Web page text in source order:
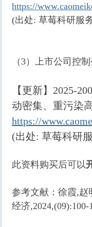
https://
(出处: 草莓科研服
（3）上市公司控
【更新】2025-
动密集、重污染
https://
(出处: 草莓科研
此资料购买后可以
参考文献：徐霞,
经济,2024,(09):100-